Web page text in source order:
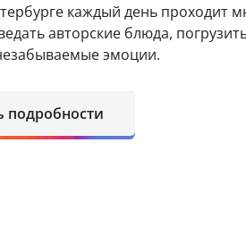
каждый день проходит
авторские блюда,
эмоции.
подробности